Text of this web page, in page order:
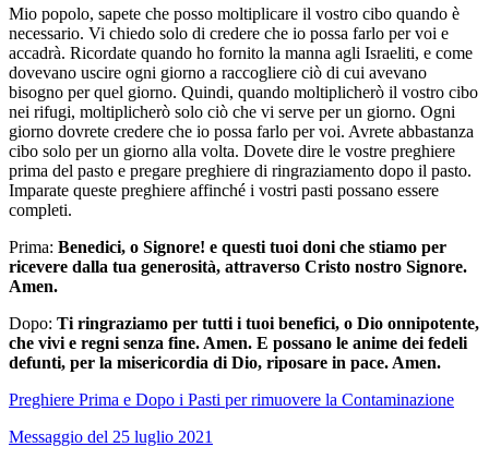
Mio popolo, sapete che posso moltiplicare il vostro cibo quando è
necessario. Vi chiedo solo di credere che io possa farlo per voi e
accadrà. Ricordate quando ho fornito la manna agli Israeliti, e come
dovevano uscire ogni giorno a raccogliere ciò di cui avevano
bisogno per quel giorno. Quindi, quando moltiplicherò il vostro cibo
nei rifugi, moltiplicherò solo ciò che vi serve per un giorno. Ogni
giorno dovrete credere che io possa farlo per voi. Avrete abbastanza
cibo solo per un giorno alla volta. Dovete dire le vostre preghiere
prima del pasto e pregare preghiere di ringraziamento dopo il pasto.
Imparate queste preghiere affinché i vostri pasti possano essere
completi.
Prima: Benedici, o Signore! e questi tuoi doni che stiamo per
ricevere dalla tua generosità, attraverso Cristo nostro Signore.
Amen.
Dopo: Ti ringraziamo per tutti i tuoi benefici, o Dio onnipotente,
che vivi e regni senza fine. Amen. E possano le anime dei fedeli
defunti, per la misericordia di Dio, riposare in pace. Amen.
Preghiere Prima e Dopo i Pasti per rimuovere la Contaminazione
Messaggio del 25 luglio 2021